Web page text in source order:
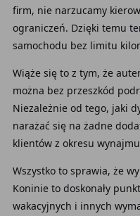
firm, nie narzucamy
ograniczeń. Dzięki temu
samochodu bez limitu
Wiąże się to z tym, że
można bez przeszkód
Niezależnie od tego, jaki
narażać się na żadne
klientów z okresu
Wszystko to sprawia, że
Koninie to doskonały
wakacyjnych i innych